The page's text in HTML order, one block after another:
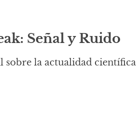
Señal y Ruido
sobre la actualidad científica